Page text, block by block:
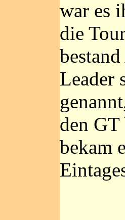
war es
die
Leader
den
bekam